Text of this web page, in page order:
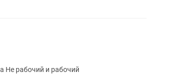
Не рабочий и рабочий